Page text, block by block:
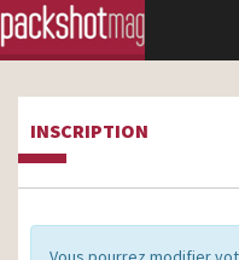
INSCRIPTION